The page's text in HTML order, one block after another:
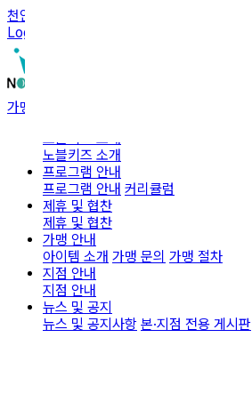
천안불당본점
Login
가맹문의
노블키즈 소개
노블키즈 소개
프로그램 안내
프로그램 안내 커리큘럼
제휴 및 협찬
제휴 및 협찬
가맹 안내
아이템 소개 가맹 문의 가맹 절차
지점 안내
지점 안내
뉴스 및 공지
뉴스 및 공지사항 본·지점 전용 게시판